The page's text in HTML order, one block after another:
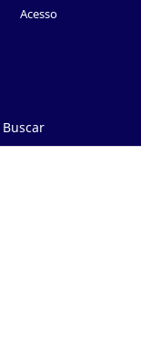
Buscar
Acesso